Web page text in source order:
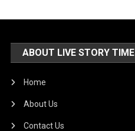
ABOUT LIVE STORY TIME
Home
About Us
Contact Us